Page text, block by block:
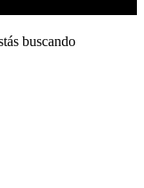
buscando